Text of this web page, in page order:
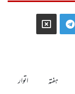
Telegram
X
ہفتہ
اتوار